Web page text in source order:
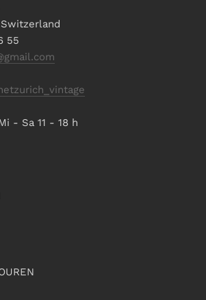
55
- Sa 11 - 18 h